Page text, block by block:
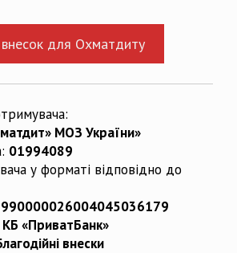
внесок для Охматдиту
МОЗ України»
01994089
у форматі відповідно до
«ПриватБанк»
внески